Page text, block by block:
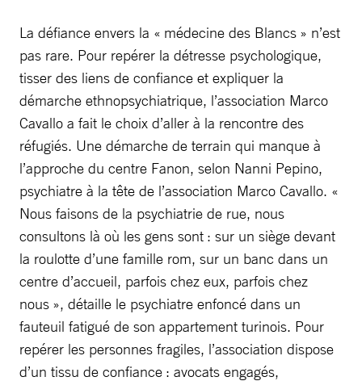
La défiance envers la « médecine des Blancs » n’est
pas rare. Pour repérer la détresse psychologique,
tisser des liens de confiance et expliquer la
démarche ethnopsychiatrique, l’association Marco
Cavallo a fait le choix d’aller à la rencontre des
réfugiés. Une démarche de terrain qui manque à
l’approche du centre Fanon, selon Nanni Pepino,
psychiatre à la tête de l’association Marco Cavallo. «
Nous faisons de la psychiatrie de rue, nous
consultons là où les gens sont : sur un siège devant
la roulotte d’une famille rom, sur un banc dans un
centre d’accueil, parfois chez eux, parfois chez
nous », détaille le psychiatre enfoncé dans un
fauteuil fatigué de son appartement turinois. Pour
repérer les personnes fragiles, l’association dispose
d’un tissu de confiance : avocats engagés,